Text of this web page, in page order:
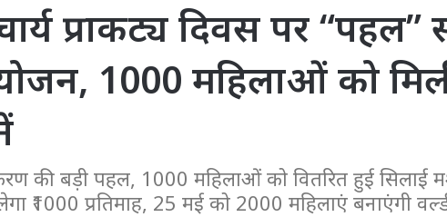
प्राकट्य दिवस पर “पहल”
1000 महिलाओं को
की बड़ी पहल, 1000 महिलाओं को वितरित हुई सिलाई
₹1000 प्रतिमाह, 25 मई को 2000 महिलाएं बनाएंगी वर्ल्ड